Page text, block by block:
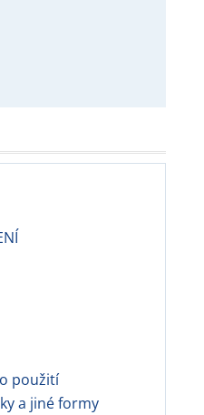
použití
a jiné formy